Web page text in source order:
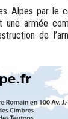
Alpes par le
une armée
de